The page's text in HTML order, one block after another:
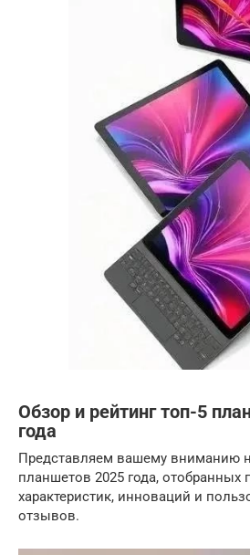
Обзор и рейтинг топ-5
года
Представляем вашему вниманию
планшетов 2025 года, отобранных
характеристик, инноваций и
отзывов.